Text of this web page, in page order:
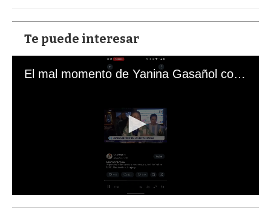
Te puede interesar
El mal momento de Yanina Gasañol con un hincha argentino en "Subrayado"